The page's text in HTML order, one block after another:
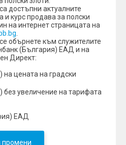
достъпни актуалните
и курс продава за полски
на интернет страницата на
обърнете към служителите
(България) ЕАД и на
Директ:
на цената на градски
без увеличение на тарифата
ЕАД
промени